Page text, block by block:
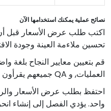
نصائح عملية يمكنك استخدامها الآن
اكتب طلب عرض الأسعار قبل
تحسين ملاءمة العينة وجودة
قم بتعيين معايير النجاح بلغة
العمليات, و QA جميعهم يقرأون نفس التوقع.
احتفظ بطلب عرض الأسعار
واحد. يؤدي الفصل إلى إنشاء